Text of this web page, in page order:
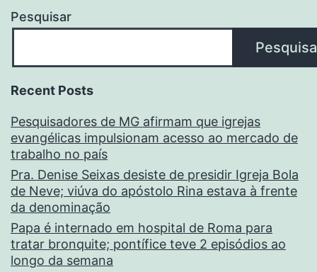
Pesquisar
Recent Posts
Pesquisadores de MG afirmam que igrejas
evangélicas impulsionam acesso ao mercado de
trabalho no país
Pra. Denise Seixas desiste de presidir Igreja Bola
de Neve; viúva do apóstolo Rina estava à frente
da denominação
Papa é internado em hospital de Roma para
tratar bronquite; pontífice teve 2 episódios ao
longo da semana